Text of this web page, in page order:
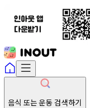
음식 또는 운동 검색하기